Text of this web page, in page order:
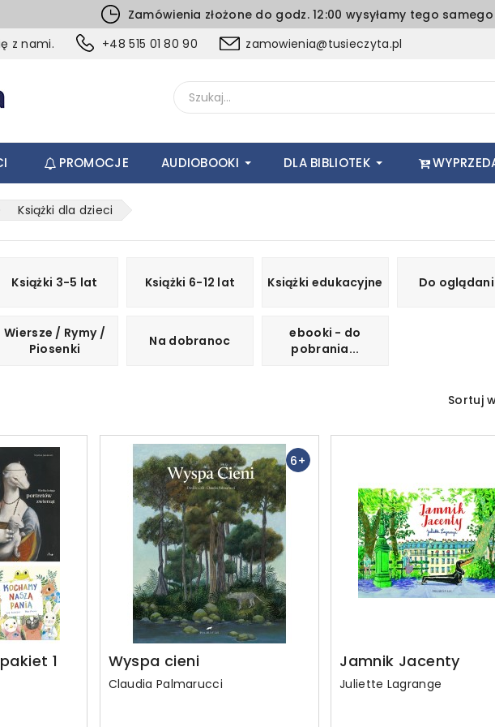
Zamówienia złożone do godz. 12:00 wysyłamy tego
z nami.
+48 515 01 80 90 zamowienia@tusieczyta.pl
PROMOCJE AUDIOBOOKI DLA BIBLIOTEK
Książki dla dzieci
Książki 3-5 lat Książki 6-12 lat Książki edukacyjne Do
Wiersze / Rymy /
Piosenki
Na dobranoc
ebooki - do
pobrania...
Sortuj
1
6+
Wyspa cieni
Claudia Palmarucci
Jamnik Jacenty
Juliette Lagrange